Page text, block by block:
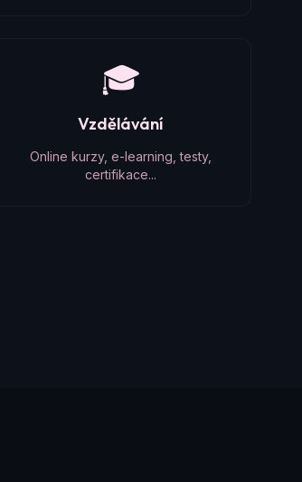
🎓
Vzdělávání
Online kurzy, e-learning, testy,
certifikace...